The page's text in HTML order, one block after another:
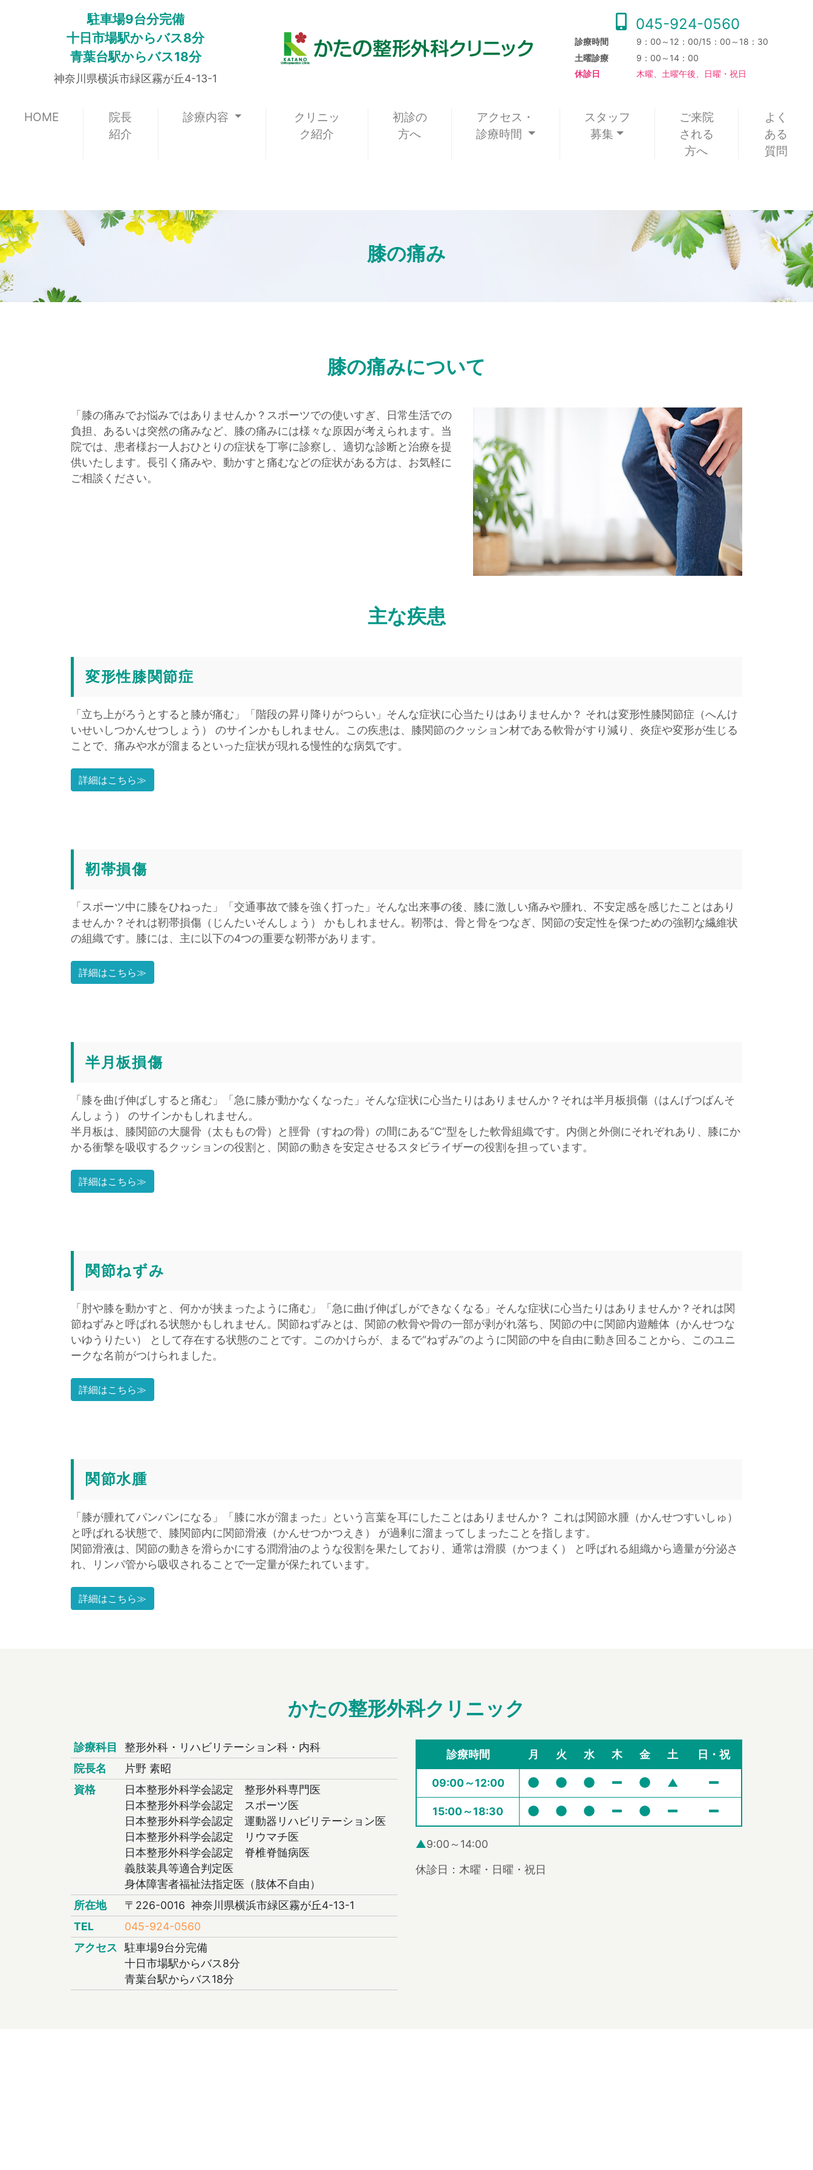
駐車場9台分完備
十日市場駅からバス8分
青葉台駅からバス18分
神奈川県横浜市緑区霧が丘4-13-1
045-924-0560
診療時間
9：00～12：00/15：00～18：30
土曜診療
9：00～14：00
休診日
木曜、土曜午後、日曜・祝日
HOME
院長
紹介
診療内容
クリニッ
ク紹介
初診の
方へ
アクセス・
診療時間
スタッフ
募集
ご来院
される
方へ
よく
ある
質問
膝の痛み
膝の痛みについて
「膝の痛みでお悩みではありませんか？スポーツでの使いすぎ、日常生活での
負担、あるいは突然の痛みなど、膝の痛みには様々な原因が考えられます。当
院では、患者様お一人おひとりの症状を丁寧に診察し、適切な診断と治療を提
供いたします。長引く痛みや、動かすと痛むなどの症状がある方は、お気軽に
ご相談ください。
主な疾患
変形性膝関節症
「立ち上がろうとすると膝が痛む」「階段の昇り降りがつらい」そんな症状に心当たりはありませんか？ それは変形性膝関節症（へんけ
いせいしつかんせつしょう） のサインかもしれません。この疾患は、膝関節のクッション材である軟骨がすり減り、炎症や変形が生じる
ことで、痛みや水が溜まるといった症状が現れる慢性的な病気です。
詳細はこちら≫
靭帯損傷
「スポーツ中に膝をひねった」「交通事故で膝を強く打った」そんな出来事の後、膝に激しい痛みや腫れ、不安定感を感じたことはあり
ませんか？それは靭帯損傷（じんたいそんしょう） かもしれません。靭帯は、骨と骨をつなぎ、関節の安定性を保つための強靭な繊維状
の組織です。膝には、主に以下の4つの重要な靭帯があります。
詳細はこちら≫
半月板損傷
「膝を曲げ伸ばしすると痛む」「急に膝が動かなくなった」そんな症状に心当たりはありませんか？それは半月板損傷（はんげつばんそ
んしょう） のサインかもしれません。
半月板は、膝関節の大腿骨（太ももの骨）と脛骨（すねの骨）の間にある“C”型をした軟骨組織です。内側と外側にそれぞれあり、膝にか
かる衝撃を吸収するクッションの役割と、関節の動きを安定させるスタビライザーの役割を担っています。
詳細はこちら≫
関節ねずみ
「肘や膝を動かすと、何かが挟まったように痛む」「急に曲げ伸ばしができなくなる」そんな症状に心当たりはありませんか？それは関
節ねずみと呼ばれる状態かもしれません。関節ねずみとは、関節の軟骨や骨の一部が剥がれ落ち、関節の中に関節内遊離体（かんせつな
いゆうりたい） として存在する状態のことです。このかけらが、まるで“ねずみ”のように関節の中を自由に動き回ることから、このユニ
ークな名前がつけられました。
詳細はこちら≫
関節水腫
「膝が腫れてパンパンになる」「膝に水が溜まった」という言葉を耳にしたことはありませんか？ これは関節水腫（かんせつすいしゅ）
と呼ばれる状態で、膝関節内に関節滑液（かんせつかつえき） が過剰に溜まってしまったことを指します。
関節滑液は、関節の動きを滑らかにする潤滑油のような役割を果たしており、通常は滑膜（かつまく） と呼ばれる組織から適量が分泌さ
れ、リンパ管から吸収されることで一定量が保たれています。
詳細はこちら≫
かたの整形外科クリニック
診療科目
整形外科・リハビリテーション科・内科
院長名
片野 素昭
資格
日本整形外科学会認定 整形外科専門医
日本整形外科学会認定 スポーツ医
日本整形外科学会認定 運動器リハビリテーション医
日本整形外科学会認定 リウマチ医
日本整形外科学会認定 脊椎脊髄病医
義肢装具等適合判定医
身体障害者福祉法指定医（肢体不自由）
所在地
〒226-0016 神奈川県横浜市緑区霧が丘4-13-1
TEL
045-924-0560
アクセス
駐車場9台分完備
十日市場駅からバス8分
青葉台駅からバス18分
診療時間 月 火 水 木 金 土 日・祝
09:00～12:00 ▲
15:00～18:30
▲9:00～14:00
休診日：木曜・日曜・祝日